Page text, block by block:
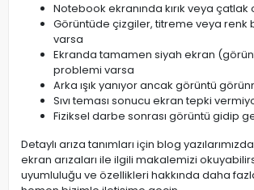
Notebook ekranında kırık veya çatlak
Görüntüde çizgiler, titreme veya renk
varsa
Ekranda tamamen siyah ekran
problemi varsa
Arka ışık yanıyor ancak görüntü
Sıvı teması sonucu ekran tepki
Fiziksel darbe sonrası görüntü gidip
Detaylı arıza tanımları için blog
ekran arızaları ile ilgili makalemizi
uyumluluğu ve özellikleri hakkında daha